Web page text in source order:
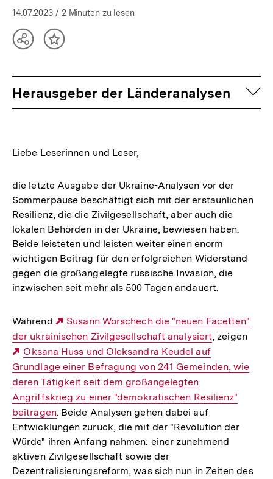
14.07.2023 / 2 Minuten zu lesen
TeilenInhalt
Herausgeber der Länderanalysen
Liebe Leserinnen und Leser,
die letzte Ausgabe der Ukraine-Analysen vor der
Sommerpause beschäftigt sich mit der erstaunlichen
Resilienz, die die Zivilgesellschaft, aber auch die
lokalen Behörden in der Ukraine, bewiesen haben.
Beide leisteten und leisten weiter einen enorm
wichtigen Beitrag für den erfolgreichen Widerstand
gegen die großangelegte russische Invasion, die
inzwischen seit mehr als 500 Tagen andauert.
Während
Externer
Link:
Susann Worschech die "neuen Facetten"
der ukrainischen Zivilgesellschaft analysiert, zeigen
Externer
Link:
Oksana Huss und Oleksandra Keudel auf
Grundlage einer Befragung von 241 Gemeinden, wie
deren Tätigkeit seit dem großangelegten
Angriffskrieg zu einer "demokratischen Resilienz"
beitragen. Beide Analysen gehen dabei auf
Entwicklungen zurück, die mit der "Revolution der
Würde" ihren Anfang nahmen: einer zunehmend
aktiven Zivilgesellschaft sowie der
Dezentralisierungsreform, was sich nun in Zeiten des